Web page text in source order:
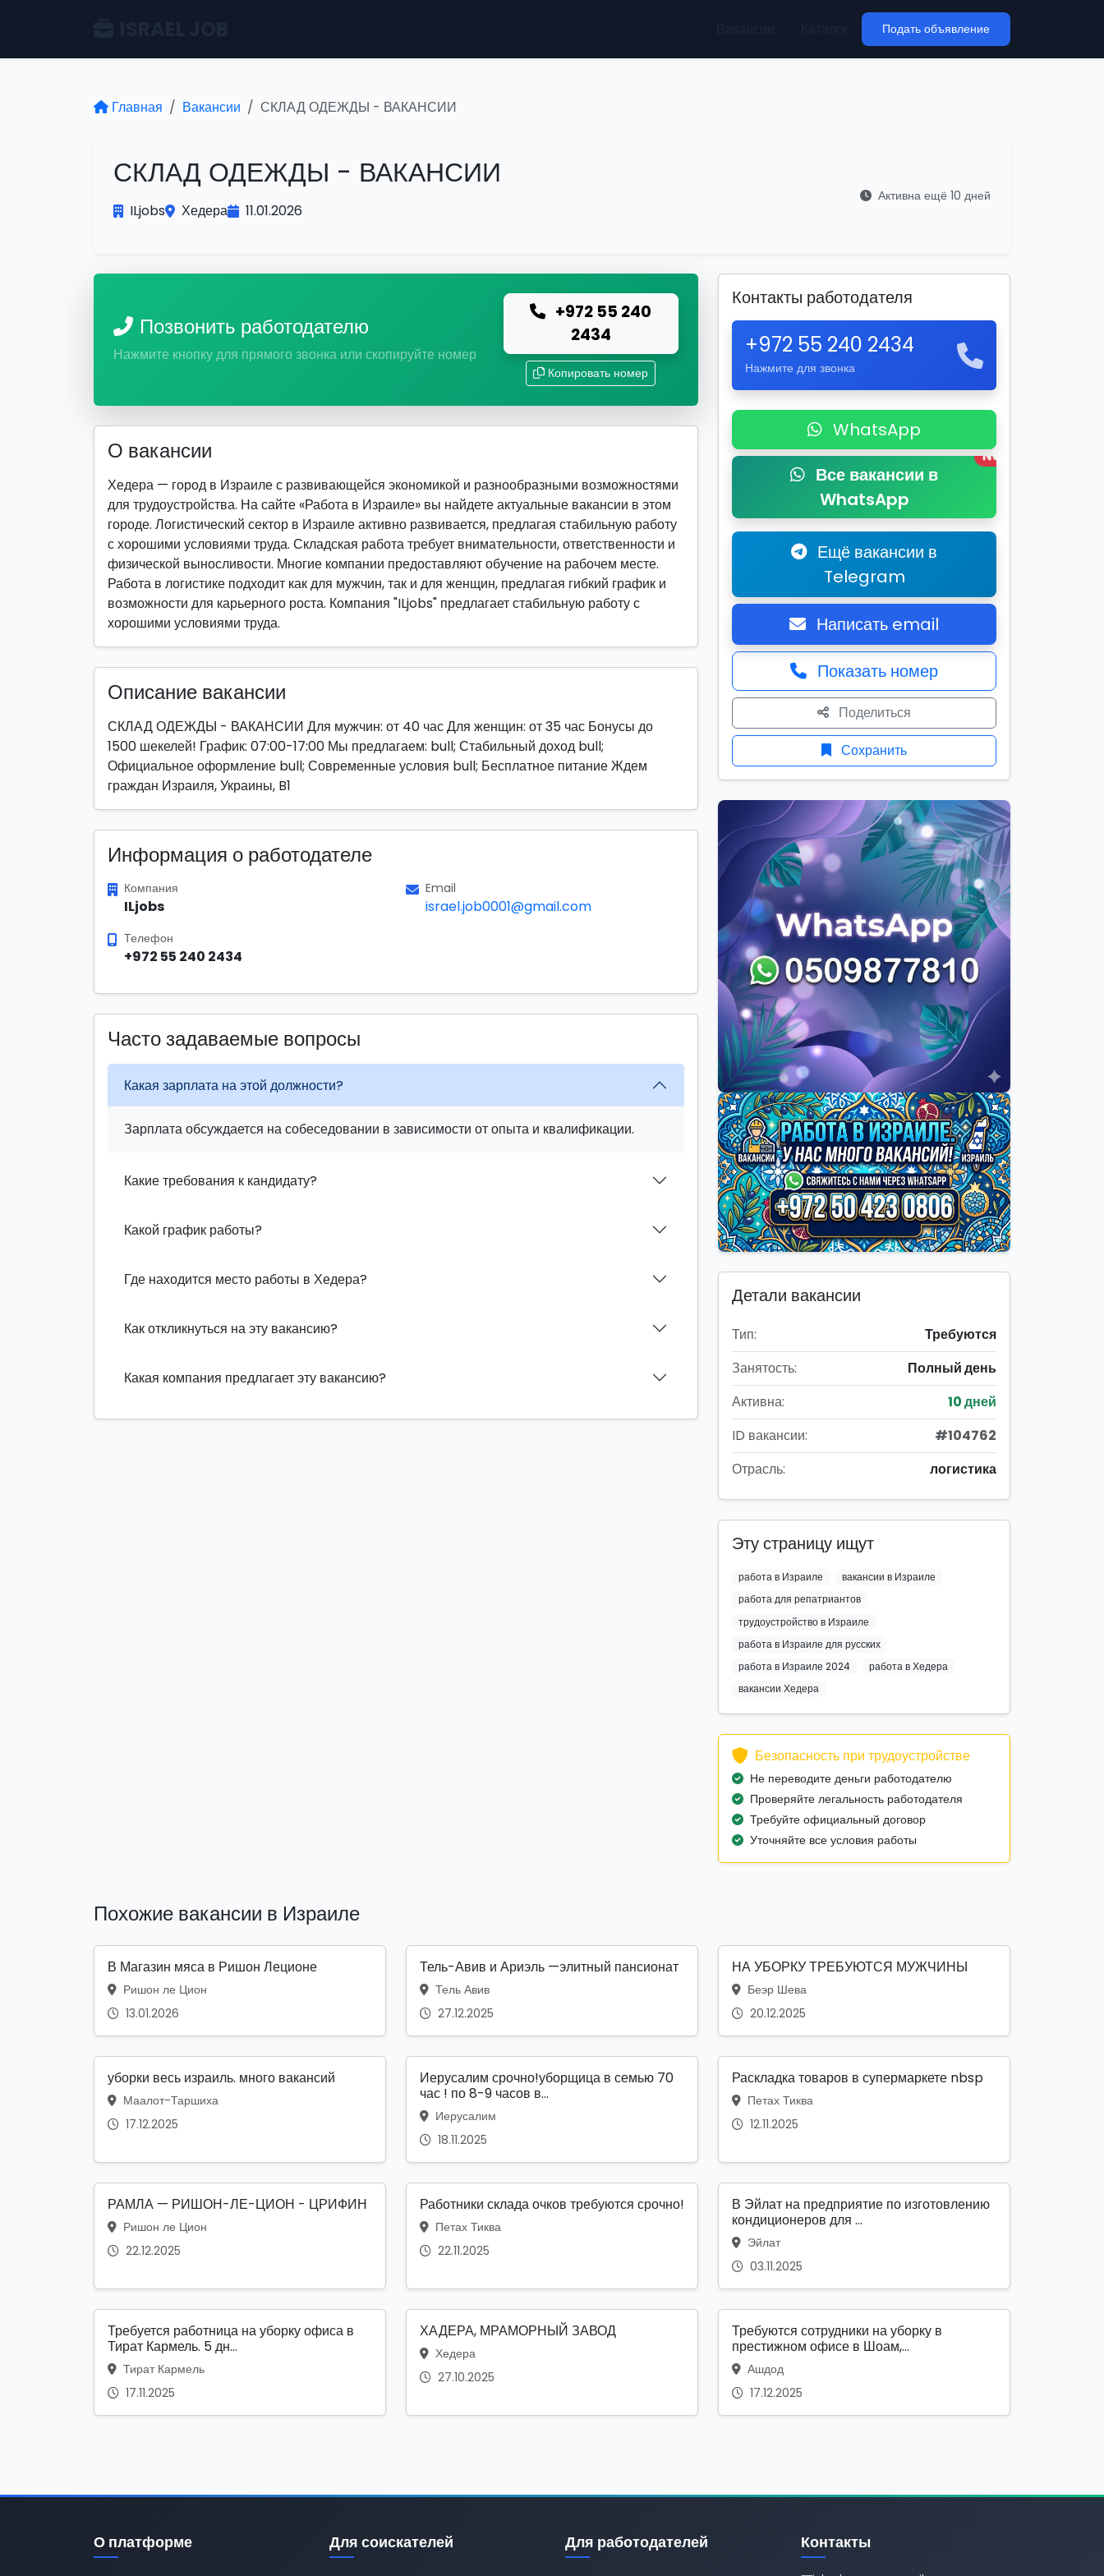
Подать объявление
Главная Вакансии СКЛАД ОДЕЖДЫ - ВАКАНСИИ
СКЛАД ОДЕЖДЫ - ВАКАНСИИ
ILjobs Хедера 11.01.2026
Активна ещё 10 дней
Позвонить работодателю
Нажмите кнопку для прямого звонка или скопируйте номер
+972 55 240
2434
Копировать номер
О вакансии
Хедера — город в Израиле с развивающейся экономикой и разнообразными возможностями
для трудоустройства. На сайте «Работа в Израиле» вы найдете актуальные вакансии в этом
городе. Логистический сектор в Израиле активно развивается, предлагая стабильную работу
с хорошими условиями труда. Складская работа требует внимательности, ответственности и
физической выносливости. Многие компании предоставляют обучение на рабочем месте.
Работа в логистике подходит как для мужчин, так и для женщин, предлагая гибкий график и
возможности для карьерного роста. Компания "ILjobs" предлагает стабильную работу с
хорошими условиями труда.
Описание вакансии
СКЛАД ОДЕЖДЫ - ВАКАНСИИ Для мужчин: от 40 час Для женщин: от 35 час Бонусы до
1500 шекелей! График: 07:00-17:00 Мы предлагаем: bull; Стабильный доход bull;
Официальное оформление bull; Современные условия bull; Бесплатное питание Ждем
граждан Израиля, Украины, B1
Информация о работодателе
Компания
ILjobs
Email
israel.job0001@gmail.com
Телефон
+972 55 240 2434
Часто задаваемые вопросы
Какая зарплата на этой должности?
Зарплата обсуждается на собеседовании в зависимости от опыта и квалификации.
Какие требования к кандидату?
Какой график работы?
Где находится место работы в Хедера?
Как откликнуться на эту вакансию?
Какая компания предлагает эту вакансию?
Контакты работодателя
+972 55 240 2434
Нажмите для звонка
WhatsApp
Все вакансии в
WhatsApp
New
Ещё вакансии в
Telegram
Написать email
Показать номер
Поделиться
Сохранить
Детали вакансии
Тип:
Требуются
Занятость:
Полный день
Активна:
10 дней
ID вакансии:
#104762
Отрасль:
логистика
Эту страницу ищут
работа в Израиле
вакансии в Израиле
работа для репатриантов
трудоустройство в Израиле
работа в Израиле для русских
работа в Израиле 2024
работа в Хедера
вакансии Хедера
Безопасность при трудоустройстве
Не переводите деньги работодателю
Проверяйте легальность работодателя
Требуйте официальный договор
Уточняйте все условия работы
Похожие вакансии в Израиле
В Магазин мяса в Ришон Леционе
Ришон ле Цион
13.01.2026
Тель-Авив и Ариэль —элитный пансионат
Тель Авив
27.12.2025
НА УБОРКУ ТРЕБУЮТСЯ МУЖЧИНЫ
Беэр Шева
20.12.2025
уборки весь израиль. много вакансий
Маалот-Таршиха
17.12.2025
Иерусалим срочно!уборщица в семью 70
час ! по 8-9 часов в...
Иерусалим
18.11.2025
Раскладка товаров в супермаркете nbsp
Петах Тиква
12.11.2025
РАМЛА — РИШОН-ЛЕ-ЦИОН - ЦРИФИН
Ришон ле Цион
22.12.2025
Работники склада очков требуются срочно!
Петах Тиква
22.11.2025
В Эйлат на предприятие по изготовлению
кондиционеров для ...
Эйлат
03.11.2025
Требуется работница на уборку офиса в
Тират Кармель. 5 дн...
Тират Кармель
17.11.2025
ХАДЕРА, МРАМОРНЫЙ ЗАВОД
Хедера
27.10.2025
Требуются сотрудники на уборку в
престижном офисе в Шоам,...
Ашдод
17.12.2025
О платформе Для соискателей Для работодателей Контакты